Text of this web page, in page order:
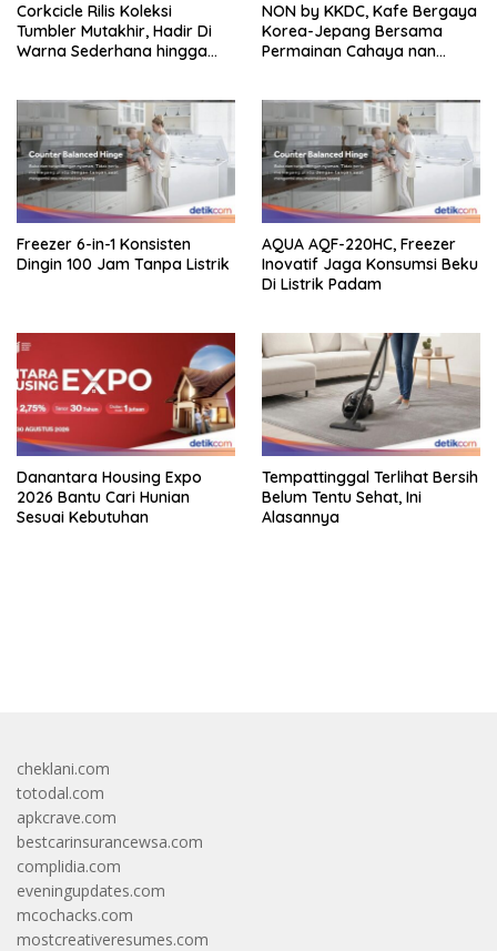
Corkcicle Rilis Koleksi
Tumbler Mutakhir, Hadir Di
Warna Sederhana hingga
NON by KKDC, Kafe Bergaya
Korea-Jepang Bersama
Permainan Cahaya nan
Freezer 6-in-1 Konsisten
Dingin 100 Jam Tanpa Listrik
AQUA AQF-220HC, Freezer
Inovatif Jaga Konsumsi Beku
Di Listrik Padam
Danantara Housing Expo
2026 Bantu Cari Hunian
Sesuai Kebutuhan
Tempattinggal Terlihat Bersih
Belum Tentu Sehat, Ini
Alasannya
cheklani.com
totodal.com
apkcrave.com
bestcarinsurancewsa.com
complidia.com
eveningupdates.com
mcochacks.com
mostcreativeresumes.com